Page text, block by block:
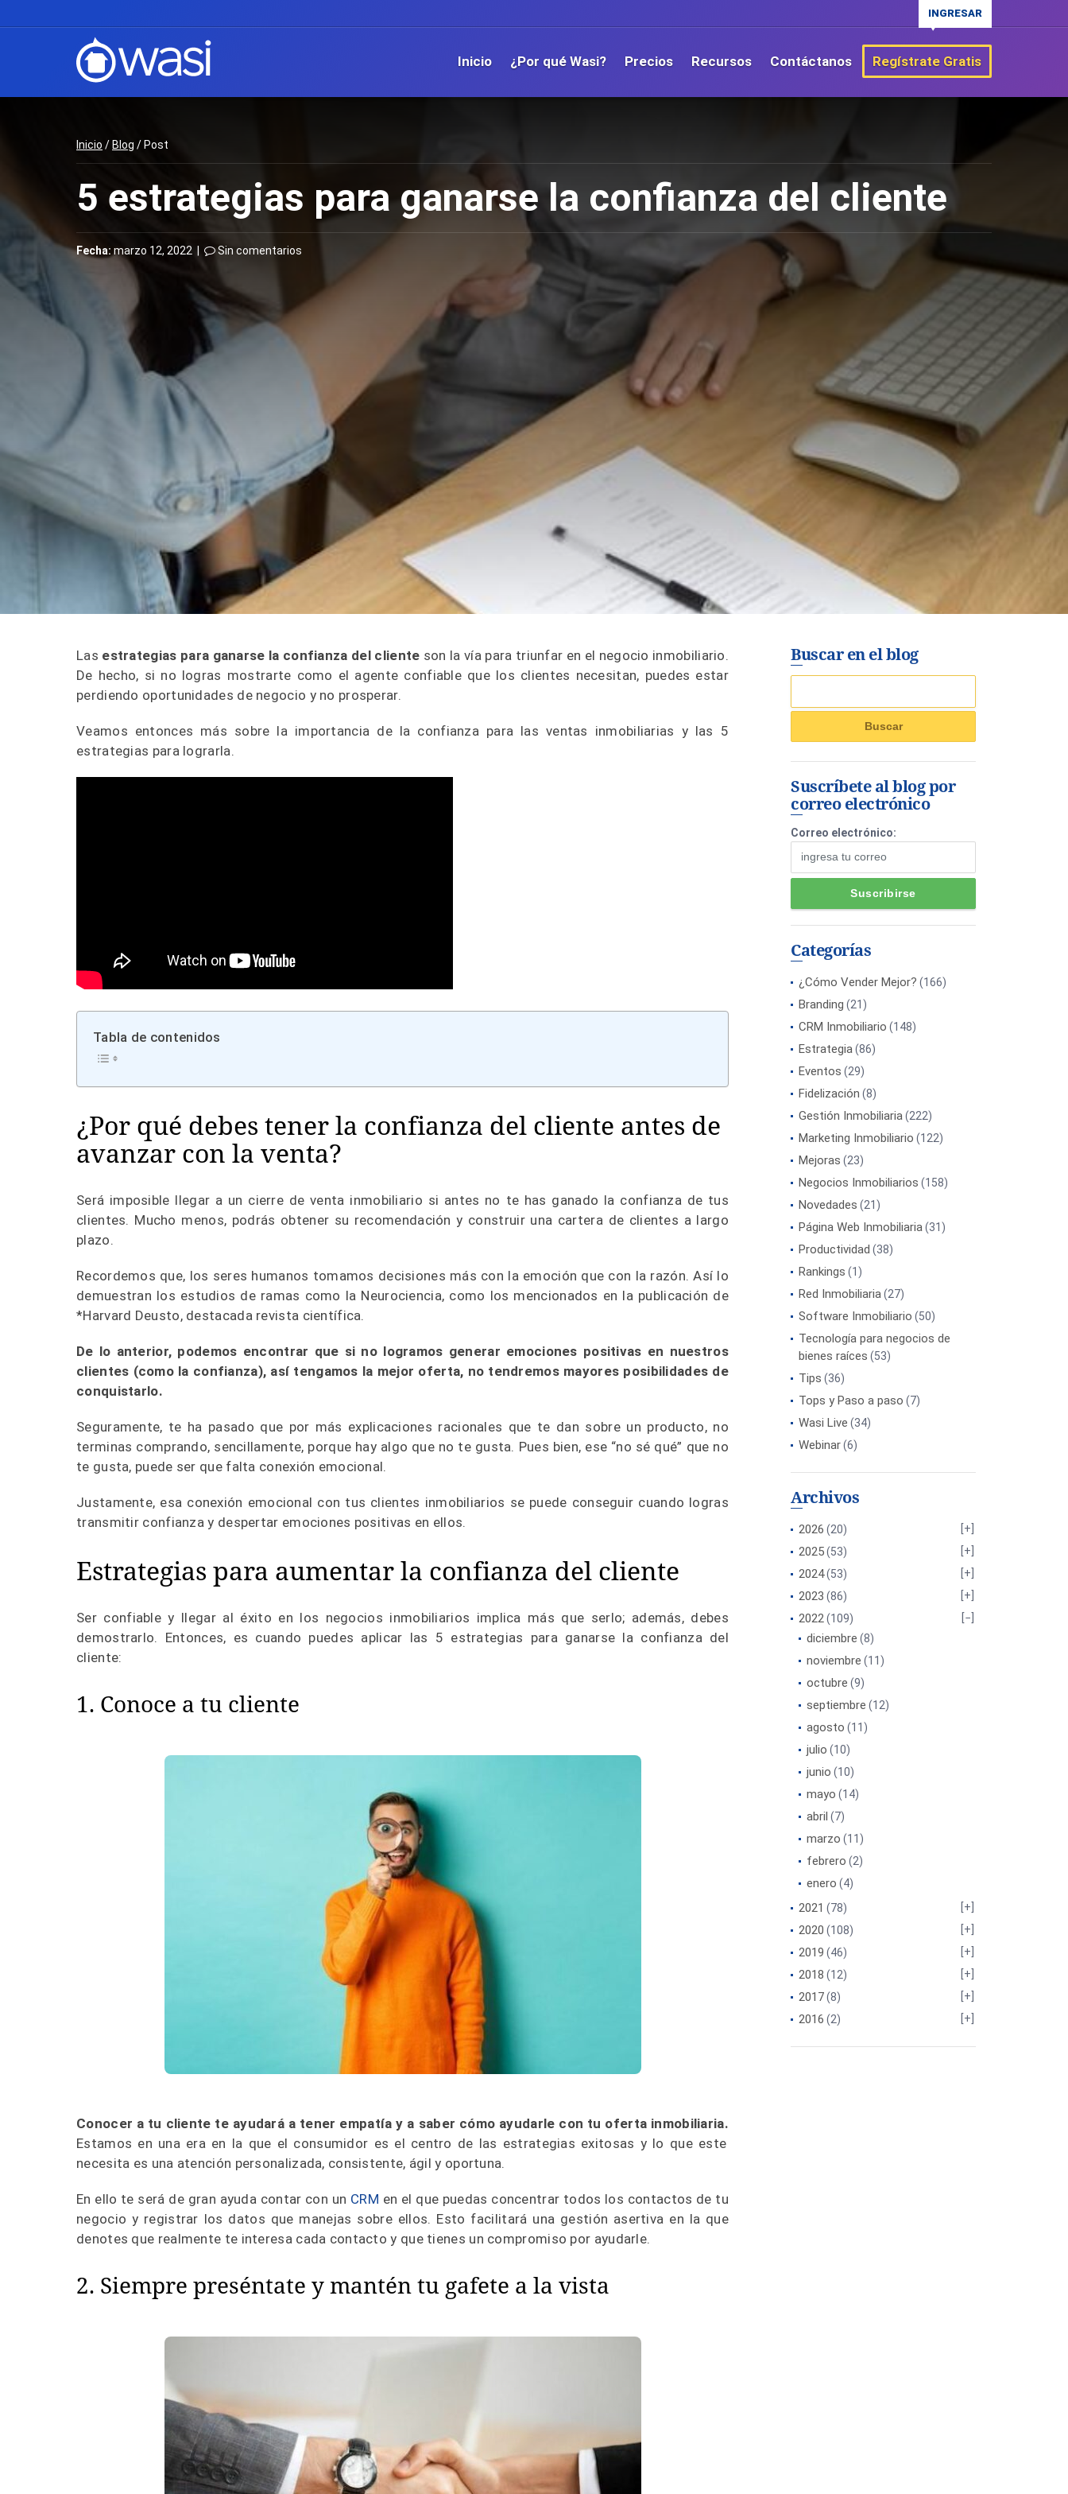
INGRESAR
Inicio ¿Por qué Wasi? Precios Recursos Contáctanos Regístrate Gratis
Inicio / Blog / Post
5 estrategias para ganarse la confianza del cliente
Fecha: marzo 12, 2022 | Sin comentarios
Las estrategias para ganarse la confianza del cliente son la vía para triunfar en el negocio inmobiliario.
De hecho, si no logras mostrarte como el agente confiable que los clientes necesitan, puedes estar
perdiendo oportunidades de negocio y no prosperar.
Veamos entonces más sobre la importancia de la confianza para las ventas inmobiliarias y las 5
estrategias para lograrla.
Tabla de contenidos
¿Por qué debes tener la confianza del cliente antes de
avanzar con la venta?
Será imposible llegar a un cierre de venta inmobiliario si antes no te has ganado la confianza de tus
clientes. Mucho menos, podrás obtener su recomendación y construir una cartera de clientes a largo
plazo.
Recordemos que, los seres humanos tomamos decisiones más con la emoción que con la razón. Así lo
demuestran los estudios de ramas como la Neurociencia, como los mencionados en la publicación de
*Harvard Deusto, destacada revista científica.
De lo anterior, podemos encontrar que si no logramos generar emociones positivas en nuestros
clientes (como la confianza), así tengamos la mejor oferta, no tendremos mayores posibilidades de
conquistarlo.
Seguramente, te ha pasado que por más explicaciones racionales que te dan sobre un producto, no
terminas comprando, sencillamente, porque hay algo que no te gusta. Pues bien, ese “no sé qué” que no
te gusta, puede ser que falta conexión emocional.
Justamente, esa conexión emocional con tus clientes inmobiliarios se puede conseguir cuando logras
transmitir confianza y despertar emociones positivas en ellos.
Estrategias para aumentar la confianza del cliente
Ser confiable y llegar al éxito en los negocios inmobiliarios implica más que serlo; además, debes
demostrarlo. Entonces, es cuando puedes aplicar las 5 estrategias para ganarse la confianza del
cliente:
1. Conoce a tu cliente
Conocer a tu cliente te ayudará a tener empatía y a saber cómo ayudarle con tu oferta inmobiliaria.
Estamos en una era en la que el consumidor es el centro de las estrategias exitosas y lo que este
necesita es una atención personalizada, consistente, ágil y oportuna.
En ello te será de gran ayuda contar con un CRM en el que puedas concentrar todos los contactos de tu
negocio y registrar los datos que manejas sobre ellos. Esto facilitará una gestión asertiva en la que
denotes que realmente te interesa cada contacto y que tienes un compromiso por ayudarle.
2. Siempre preséntate y mantén tu gafete a la vista
Buscar en el blog
Suscríbete al blog por
correo electrónico
Correo electrónico:
Categorías
¿Cómo Vender Mejor? (166)
Branding (21)
CRM Inmobiliario (148)
Estrategia(86)
Eventos (29)
Fidelización (8)
Gestión Inmobiliaria(222)
Marketing Inmobiliario (122)
Mejoras (23)
Negocios Inmobiliarios (158)
Novedades (21)
Página Web Inmobiliaria(31)
Productividad (38)
Rankings (1)
Red Inmobiliaria(27)
Software Inmobiliario (50)
Tecnología para negocios de
bienes raíces (53)
Tips (36)
Tops y Paso a paso (7)
Wasi Live (34)
Webinar(6)
Archivos
2026 (20)
2025(53)
2024(53)
2023 (86)
2022(109)
diciembre (8)
noviembre (11)
octubre (9)
septiembre (12)
agosto (11)
julio (10)
junio (10)
mayo (14)
abril (7)
marzo (11)
febrero (2)
enero (4)
2021 (78)
2020 (108)
2019 (46)
2018 (12)
2017(8)
2016 (2)